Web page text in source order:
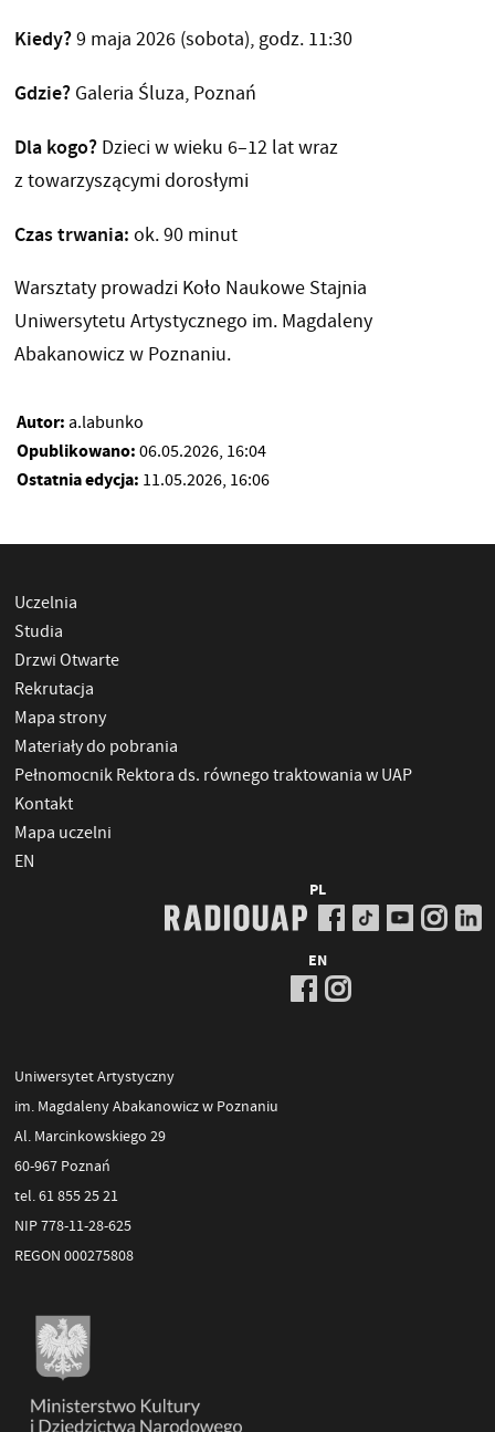
Kiedy?9 maja 2026 (sobota), godz. 11:30
Gdzie?Galeria Śluza, Poznań
Dla kogo?Dzieci w wieku 6–12 lat wraz
z towarzyszącymi dorosłymi
Czas trwania: ok. 90 minut
Warsztaty prowadzi Koło Naukowe Stajnia
Uniwersytetu Artystycznego im. Magdaleny
Abakanowicz w Poznaniu.
Autor: a.labunko
Opublikowano: 06.05.2026, 16:04
Ostatnia edycja: 11.05.2026, 16:06
Uczelnia
Studia
Drzwi Otwarte
Rekrutacja
Mapa strony
Materiały do pobrania
Pełnomocnik Rektora ds. równego traktowania w UAP
Kontakt
Mapa uczelni
EN
PL
EN
Uniwersytet Artystyczny
im. Magdaleny Abakanowicz w Poznaniu
Al. Marcinkowskiego 29
60-967 Poznań
tel. 61 855 25 21
NIP 778-11-28-625
REGON 000275808